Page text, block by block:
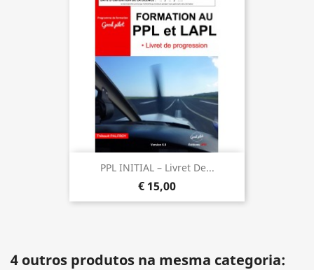
PPL INITIAL – Livret De...
€ 15,00
4 outros produtos na mesma categoria: